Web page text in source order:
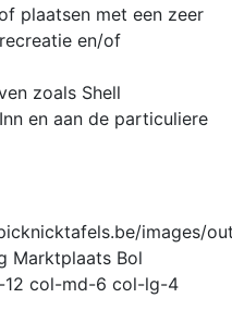
plaatsen met een zeer
en/of
zoals Shell
en aan de particuliere
Marktplaats Bol
col-md-6 col-lg-4